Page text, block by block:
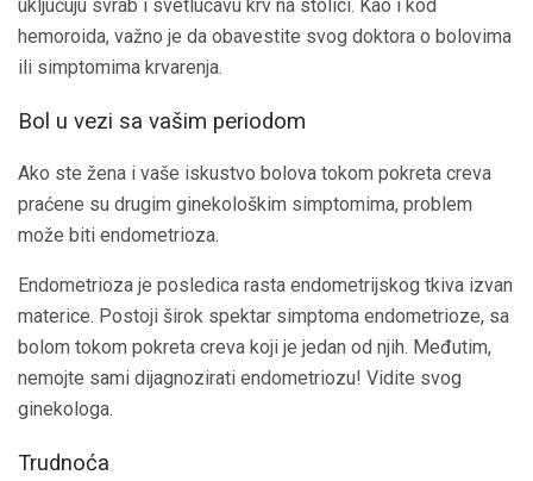
uključuju svrab i svetlucavu krv na stolici. Kao i kod
hemoroida, važno je da obavestite svog doktora o bolovima
ili simptomima krvarenja.
Bol u vezi sa vašim periodom
Ako ste žena i vaše iskustvo bolova tokom pokreta creva
praćene su drugim ginekološkim simptomima, problem
može biti endometrioza.
Endometrioza je posledica rasta endometrijskog tkiva izvan
materice. Postoji širok spektar simptoma endometrioze, sa
bolom tokom pokreta creva koji je jedan od njih. Međutim,
nemojte sami dijagnozirati endometriozu! Vidite svog
ginekologa.
Trudnoća